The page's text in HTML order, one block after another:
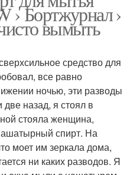
› Бортжурнал ›
вымыть
средство для
все равно
ночью, эти разводы
назад, я стоял в
стояла женщина,
спирт. На
моет им зеркала дома,
ни каких разводов. Я